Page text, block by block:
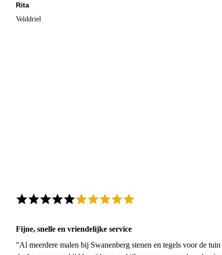
Rita
Velddriel
Fijne, snelle en vriendelijke service
"Al meerdere malen bij Swanenberg stenen en tegels voor de